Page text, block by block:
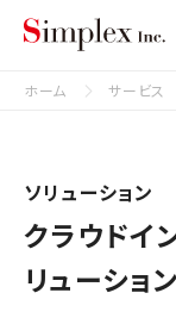
ホーム サービス
ソリューション
クラウドイ
リューション